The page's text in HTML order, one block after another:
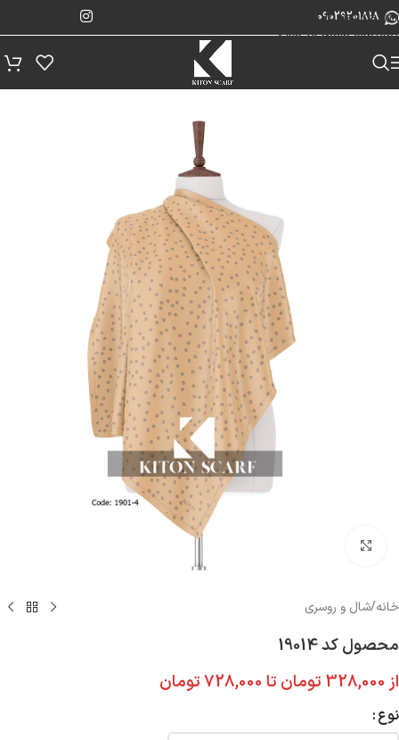
Skip to navigation
Skip to main content
09029201818
خانه/شال و روسری
محصول کد 19014
از 328,000 تومان تا 728,000تومان
نوع